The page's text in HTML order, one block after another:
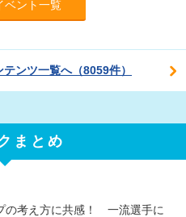
ベント一覧
テンツ一覧へ（8059件）
まとめ
の考え方に共感！ 一流選手に